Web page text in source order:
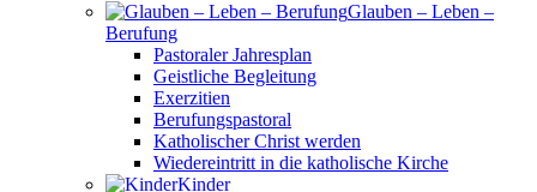
Glauben – Leben –
Berufung
Pastoraler Jahresplan
Geistliche Begleitung
Exerzitien
Berufungspastoral
Katholischer Christ werden
Wiedereintritt in die katholische Kirche
Kinder